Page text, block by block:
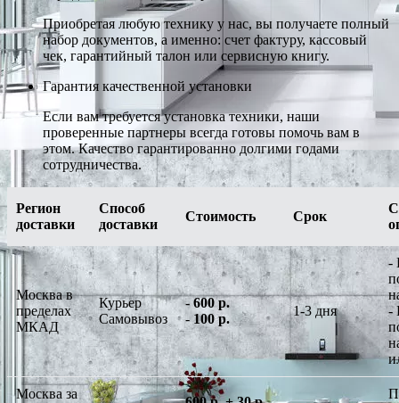
Приобретая любую технику у нас, вы получаете полный
набор документов, а именно: счет фактуру, кассовый
чек, гарантийный талон или сервисную книгу.
Гарантия качественной установки
Если вам требуется установка техники, наши
проверенные партнеры всегда готовы помочь вам в
этом. Качество гарантированно долгими годами
сотрудничества.
Регион
доставки
Способ
доставки
Стоимость Срок
Москва в
пределах
МКАД
Курьер
Самовывоз
-600 р.
-100 р.
1-3 дня
-
-
Москва за